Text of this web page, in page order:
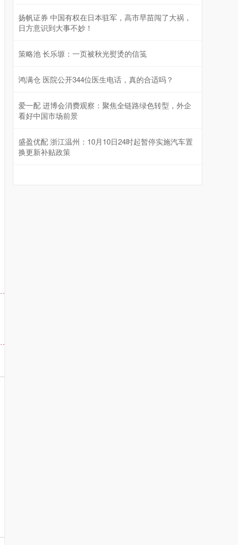
扬帆证券 中国有权在日本驻军，高市早苗闯了大祸，
日方意识到大事不妙！
策略池 长乐塬：一页被秋光熨烫的信笺
鸿满仓 医院公开344位医生电话，真的合适吗？
爱一配 进博会消费观察：聚焦全链路绿色转型，外企
看好中国市场前景
盛盈优配 浙江温州：10月10日24时起暂停实施汽车置
换更新补贴政策